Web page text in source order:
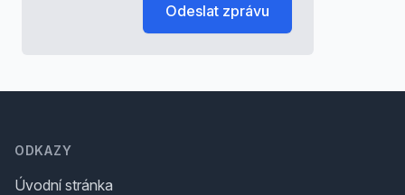
Odeslat zprávu
ODKAZY
Úvodní stránka